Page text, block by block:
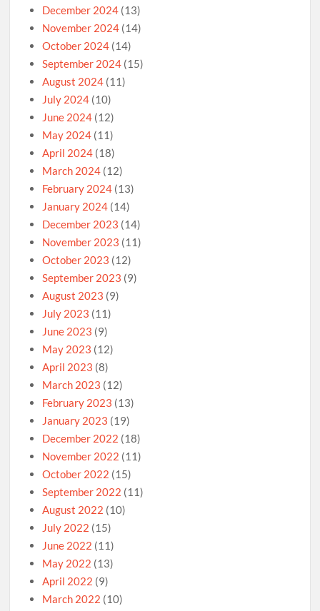
December 2024 (13)
November 2024 (14)
October 2024 (14)
September 2024 (15)
August 2024 (11)
July 2024 (10)
June 2024 (12)
May 2024 (11)
April 2024 (18)
March 2024 (12)
February 2024 (13)
January 2024 (14)
December 2023 (14)
November 2023 (11)
October 2023 (12)
September 2023 (9)
August 2023 (9)
July 2023 (11)
June 2023 (9)
May 2023 (12)
April 2023 (8)
March 2023 (12)
February 2023 (13)
January 2023 (19)
December 2022 (18)
November 2022 (11)
October 2022 (15)
September 2022 (11)
August 2022 (10)
July 2022 (15)
June 2022 (11)
May 2022 (13)
April 2022 (9)
March 2022 (10)